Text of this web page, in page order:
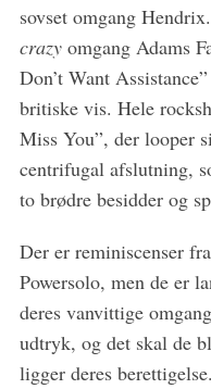
sovset omgang
crazy omgang Adams
Don’t Want
britiske vis. Hele
Miss You”, der looper
centrifugal afslutning,
to brødre besidder og
Der er reminiscenser
Powersolo, men de er
deres vanvittige
udtryk, og det skal de
ligger deres